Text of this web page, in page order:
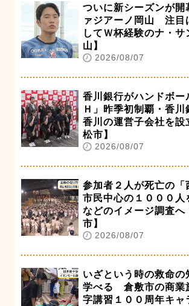
ついに新シーズンが開
ァジアーノ岡山 注目
してＷ杯経験のナ・サ
山】
2026/08/07
香川銀行がハンドボー
Ｈ」昨季初制覇・香
香川の運営子会社を設
松市】
2026/08/07
参加者２人が死亡の「
市民中心の１０００人
などのイメージ調査へ
市】
2026/08/07
いざという時の救命の
学べる 倉敷市の商業
字講習１００周年キャ